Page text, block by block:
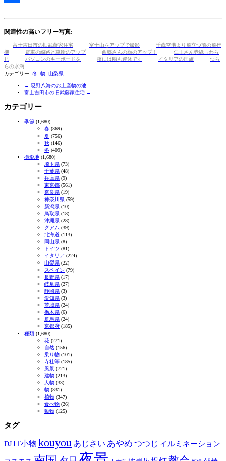
関連性の高いフリー写真:
富士吉田市の旧武藤家住宅 富士山をアップで撮影
千歳空港より飛立つ前の飛行
機
電車の線路と車輪のアップ 西郷さんの顔のアップ！
仁王さん赤紙→わら
じ
パソコンのキーボードを 夜には船も運休です イタリアの国旗
つら
らの水滴
カテゴリー: 冬 物 山梨県
← 忍野八海のお土産物の池
富士吉田市の旧武藤家住宅 →
カテゴリー
季節 (1,680)
春 (369)
夏 (756)
秋 (146)
冬 (409)
撮影地 (1,680)
埼玉県 (73)
千葉県 (48)
兵庫県 (9)
東京都 (561)
奈良県 (19)
神奈川県 (59)
新潟県 (10)
鳥取県 (18)
沖縄県 (28)
グアム (39)
北海道 (113)
岡山県 (8)
ドイツ (81)
イタリア (224)
山梨県 (22)
スペイン (79)
長野県 (17)
岐阜県 (27)
静岡県 (3)
愛知県 (3)
茨城県 (24)
栃木県 (6)
群馬県 (24)
京都府 (185)
種類 (1,680)
花 (271)
自然 (156)
乗り物 (101)
寺社等 (185)
風景 (721)
建物 (213)
人物 (33)
物 (331)
植物 (347)
食べ物 (26)
動物 (125)
タグ
DJIT小物 kouyou あじさい あやめ つつじ イルミネーション